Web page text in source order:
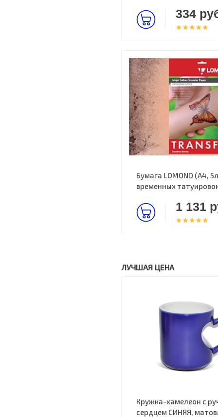
334
Бумага LOMOND (A4,
временных
1 131
ЛУЧШАЯ ЦЕНА
Кружка-хамелеон с
сердцем СИНЯЯ,